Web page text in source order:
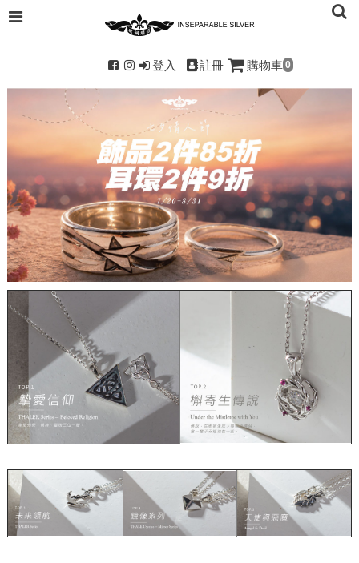
登入 註冊 購物車 0